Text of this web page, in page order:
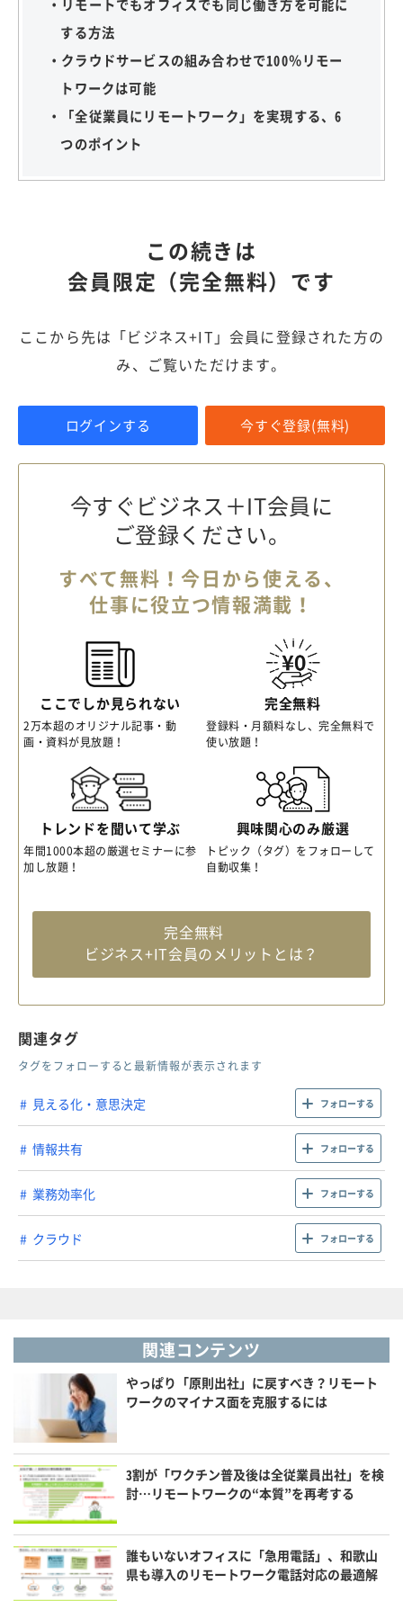
・リモートでもオフィスでも同じ働き方を可能に
する方法
・クラウドサービスの組み合わせで100％リモー
トワークは可能
・「全従業員にリモートワーク」を実現する、6
つのポイント
この続きは
会員限定（完全無料）です
ここから先は「ビジネス+IT」会員に登録された方の
み、ご覧いただけます。
ログインする 今すぐ登録(無料)
今すぐビジネス＋IT会員に
ご登録ください。
すべて無料！今日から使える、
仕事に役立つ情報満載！
ここでしか見られない
2万本超のオリジナル記事・動
画・資料が見放題！
完全無料
登録料・月額料なし、完全無料で
使い放題！
トレンドを聞いて学ぶ
年間1000本超の厳選セミナーに参
加し放題！
興味関心のみ厳選
トピック（タグ）をフォローして
自動収集！
完全無料
ビジネス+IT会員のメリットとは？
関連タグ
タグをフォローすると最新情報が表示されます
見える化・意思決定 フォローする
情報共有 フォローする
業務効率化 フォローする
クラウド フォローする
関連コンテンツ
やっぱり「原則出社」に戻すべき？リモート
ワークのマイナス面を克服するには
3割が「ワクチン普及後は全従業員出社」を検
討…リモートワークの“本質”を再考する
誰もいないオフィスに「急用電話」、和歌山
県も導入のリモートワーク電話対応の最適解